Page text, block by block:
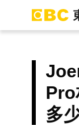
Pro
多